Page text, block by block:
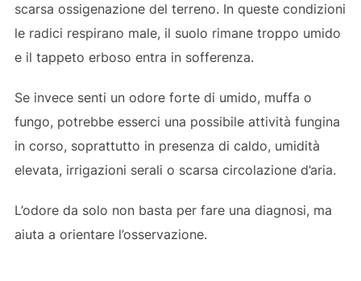
scarsa ossigenazione del terreno. In queste condizioni
le radici respirano male, il suolo rimane troppo umido
e il tappeto erboso entra in sofferenza.
Se invece senti un odore forte di umido, muffa o
fungo, potrebbe esserci una possibile attività fungina
in corso, soprattutto in presenza di caldo, umidità
elevata, irrigazioni serali o scarsa circolazione d’aria.
L’odore da solo non basta per fare una diagnosi, ma
aiuta a orientare l’osservazione.